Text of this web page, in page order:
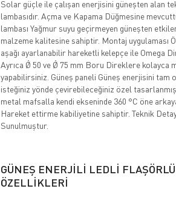
Solar güçle ile çalışan enerjisini güneşten alan
lambasıdır. Açma ve Kapama Düğmesine
lambası Yağmur suyu geçirmeyen güneşten
malzeme kalitesine sahiptir. Montaj uygulaması
aşağı ayarlanabilir hareketli kelepçe ile Omega
Ayrıca Ǿ 50 ve Ǿ 75 mm Boru Direklere kolayca
yapabilirsiniz. Güneş paneli Güneş enerjisini tam
isteğiniz yönde çevirebileceğiniz özel
metal mafsalla kendi ekseninde 360 °C öne
Hareket ettirme kabiliyetine sahiptir. Teknik
Sunulmuştur.
GÜNEŞ ENERJİLİ LEDLİ
ÖZELLİKLERİ